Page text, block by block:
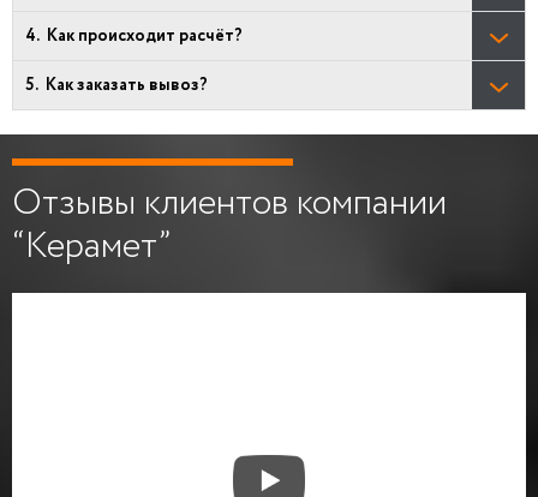
Как происходит расчёт?
Как заказать вывоз?
Отзывы клиентов компании
“Керамет”